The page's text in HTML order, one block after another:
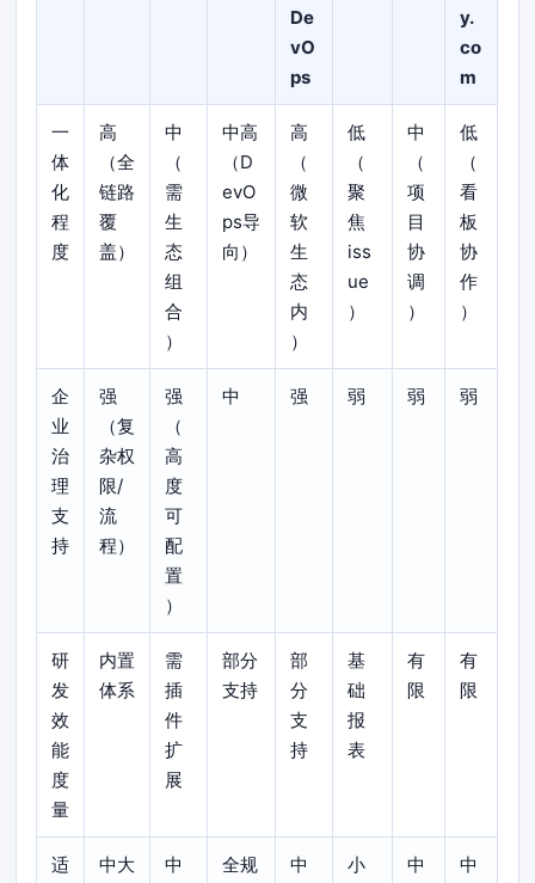
De
vO
ps
y.
co
m
一
体
化
程
度
高
（全
链路
覆
盖）
中
（
需
生
态
组
合
）
中高
（D
evO
ps导
向）
高
（
微
软
生
态
内
）
低
（
聚
焦
iss
ue
）
中
（
项
目
协
调
）
低
（
看
板
协
作
）
企
业
治
理
支
持
强
（复
杂权
限/
流
程）
强
（
高
度
可
配
置
）
中 强 弱 弱 弱
研
发
效
能
度
量
内置
体系
需
插
件
扩
展
部分
支持
部
分
支
持
基
础
报
表
有
限
有
限
适
中大
中
全规
中
小
中
中